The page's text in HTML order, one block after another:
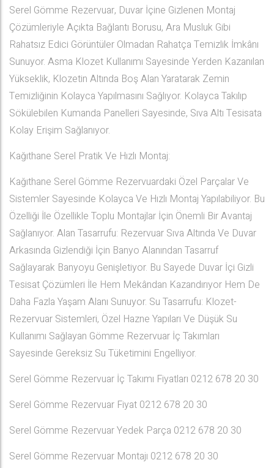
Serel Gömme Rezervuar, Duvar İçine Gizlenen Montaj
Çözümleriyle Açıkta Bağlantı Borusu, Ara Musluk Gibi
Rahatsız Edici Görüntüler Olmadan Rahatça Temizlik İmkânı
Sunuyor. Asma Klozet Kullanımı Sayesinde Yerden Kazanılan
Yükseklik, Klozetin Altında Boş Alan Yaratarak Zemin
Temizliğinin Kolayca Yapılmasını Sağlıyor. Kolayca Takılıp
Sökülebilen Kumanda Panelleri Sayesinde, Sıva Altı Tesisata
Kolay Erişim Sağlanıyor.
Kağıthane Serel Pratik Ve Hızlı Montaj:
Kağıthane Serel Gömme Rezervuardaki Özel Parçalar Ve
Sistemler Sayesinde Kolayca Ve Hızlı Montaj Yapılabiliyor. Bu
Özelliği İle Özellikle Toplu Montajlar İçin Önemli Bir Avantaj
Sağlanıyor. Alan Tasarrufu: Rezervuar Sıva Altında Ve Duvar
Arkasında Gizlendiği İçin Banyo Alanından Tasarruf
Sağlayarak Banyoyu Genişletiyor. Bu Sayede Duvar İçi Gizli
Tesisat Çözümleri İle Hem Mekândan Kazandırıyor Hem De
Daha Fazla Yaşam Alanı Sunuyor. Su Tasarrufu: Klozet-
Rezervuar Sistemleri, Özel Hazne Yapıları Ve Düşük Su
Kullanımı Sağlayan Gömme Rezervuar İç Takımları
Sayesinde Gereksiz Su Tüketimini Engelliyor.
Serel Gömme Rezervuar İç Takımı Fiyatları 0212 678 20 30
Serel Gömme Rezervuar Fiyat 0212 678 20 30
Serel Gömme Rezervuar Yedek Parça 0212 678 20 30
Serel Gömme Rezervuar Montajı 0212 678 20 30